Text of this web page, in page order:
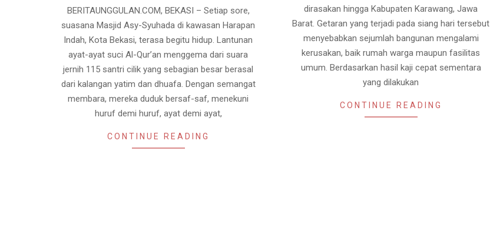
19BERITAUNGGULAN.COM, BEKASI – Setiap sore,
suasana Masjid Asy-Syuhada di kawasan Harapan
Indah, Kota Bekasi, terasa begitu hidup. Lantunan
ayat-ayat suci Al-Qur’an menggema dari suara
jernih 115 santri cilik yang sebagian besar berasal
dari kalangan yatim dan dhuafa. Dengan semangat
membara, mereka duduk bersaf-saf, menekuni
huruf demi huruf, ayat demi ayat,
CONTINUE READING
dirasakan hingga Kabupaten Karawang, Jawa
Barat. Getaran yang terjadi pada siang hari tersebut
menyebabkan sejumlah bangunan mengalami
kerusakan, baik rumah warga maupun fasilitas
umum. Berdasarkan hasil kaji cepat sementara
yang dilakukan
CONTINUE READING